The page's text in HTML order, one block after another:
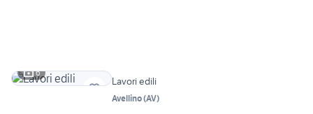
6
Lavori edili
Avellino(AV)